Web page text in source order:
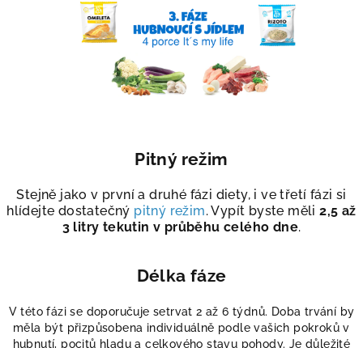
Pitný režim
Stejně jako v první a druhé fázi diety, i ve třetí fázi si
hlídejte dostatečný pitný režim. Vypít byste měli2,5 až
3 litry tekutin v průběhu celého dne.
Délka fáze
V této fázi se doporučuje setrvat 2 až 6 týdnů. Doba trvání by
měla být přizpůsobena individuálně podle vašich pokroků v
hubnutí, pocitů hladu a celkového stavu pohody. Je důležité